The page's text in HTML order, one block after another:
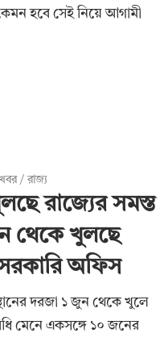
হবে সেই নিয়ে আগামী
খবর/রাজ্য
রাজ্যের সমস্ত
থেকে খুলছে
অফিস
দরজা ১ জুন থেকে খুলে
মেনে একসঙ্গে ১০ জনের